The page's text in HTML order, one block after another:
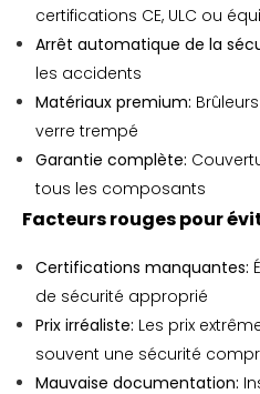
certifications CE, ULC ou
Arrêt automatique de la
les accidents
Matériaux premium:
verre trempé
Garantie complète:
tous les composants
Facteurs rouges pour
Certifications manquantes:
de sécurité approprié
Prix ​​irréaliste: Les prix
souvent une sécurité
Mauvaise documentation: